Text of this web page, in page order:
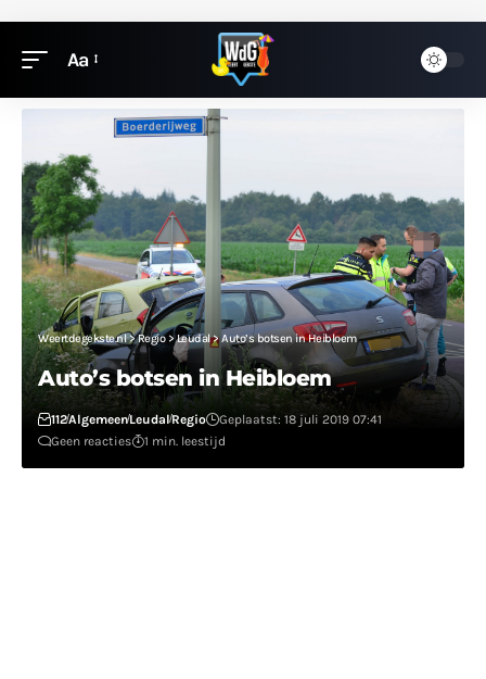
Aa
Weertdegekste.nl>Regio>Leudal>Auto’s botsen in Heibloem
Auto’s botsen in Heibloem
112AlgemeenLeudalRegio
Geplaatst: 18 juli 2019 07:41
Geen reacties
1 min. leestijd